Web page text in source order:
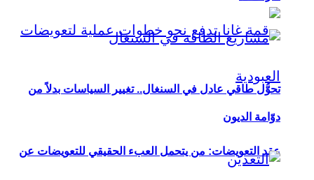
عقد التعويضات: من يتحمل العبء الحقيقي للتعويضات عن
تحوُّل طاقي عادل في السنغال.. تغيير السياسات بدلاً من
دوّامة الديون